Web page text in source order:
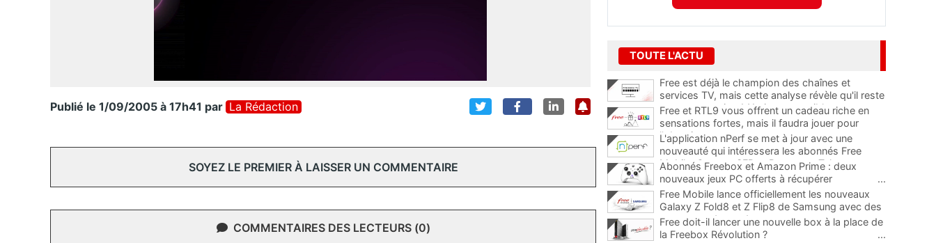
Publié le 1/09/2005 à 17h41 par La Rédaction
SOYEZ LE PREMIER À LAISSER UN COMMENTAIRE
COMMENTAIRES DES LECTEURS (0)
TOUTE L'ACTU
Free est déjà le champion des chaînes et
services TV, mais cette analyse révèle qu'il reste
encore au moins 141 ajouts possibles
Free et RTL9 vous offrent un cadeau riche en
sensations fortes, mais il faudra jouer pour
l'obtenir
L'application nPerf se met à jour avec une
nouveauté qui intéressera les abonnés Free
Mobile, Orange, SFR et Bouygues Telecom
Abonnés Freebox et Amazon Prime : deux
nouveaux jeux PC offerts à récupérer
...
Free Mobile lance officiellement les nouveaux
Galaxy Z Fold8 et Z Flip8 de Samsung avec des
promos et des cadeaux
...
Free doit-il lancer une nouvelle box à la place de
la Freebox Révolution ?
...